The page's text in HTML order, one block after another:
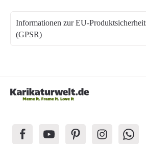
Informationen zur EU-
(GPSR)